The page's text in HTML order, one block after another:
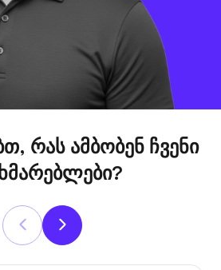
რას ამბობენ ჩვენი